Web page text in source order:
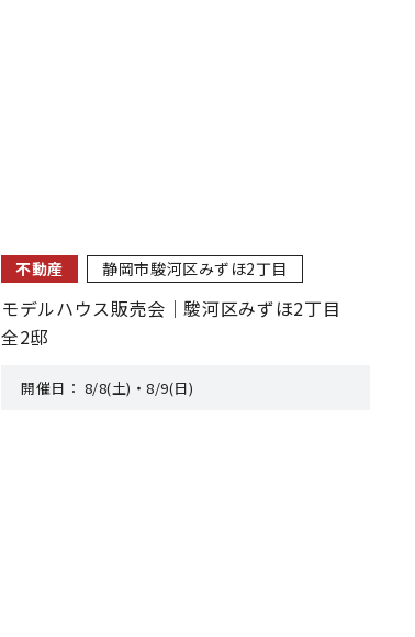
不動産 静岡市駿河区みずほ2丁目
モデルハウス販売会｜駿河区みずほ2丁目
全2邸
開催日： 8/8(土)・8/9(日)